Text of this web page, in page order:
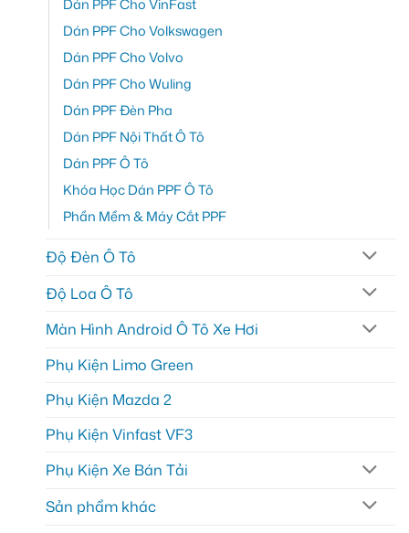
Dán PPF Cho VinFast
Dán PPF Cho Volkswagen
Dán PPF Cho Volvo
Dán PPF Cho Wuling
Dán PPF Đèn Pha
Dán PPF Nội Thất Ô Tô
Dán PPF Ô Tô
Khóa Học Dán PPF Ô Tô
Phần Mềm & Máy Cắt PPF
Độ Đèn Ô Tô
Độ Loa Ô Tô
Màn Hình Android Ô Tô Xe Hơi
Phụ Kiện Limo Green
Phụ Kiện Mazda 2
Phụ Kiện Vinfast VF3
Phụ Kiện Xe Bán Tải
Sản phẩm khác